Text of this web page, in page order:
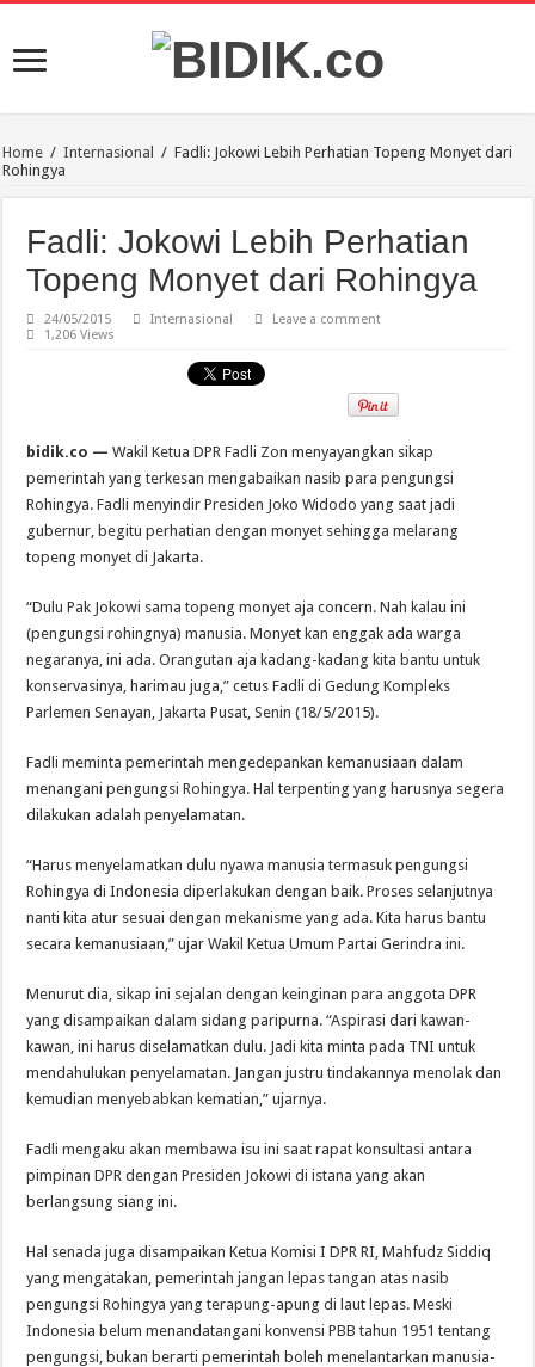
Home / Internasional / Fadli: Jokowi Lebih Perhatian Topeng Monyet dari
Rohingya
Fadli: Jokowi Lebih Perhatian
Topeng Monyet dari Rohingya
24/05/2015 Internasional
Leave a comment
1,206 Views
bidik.co — Wakil Ketua DPR Fadli Zon menyayangkan sikap
pemerintah yang terkesan mengabaikan nasib para pengungsi
Rohingya. Fadli menyindir Presiden Joko Widodo yang saat jadi
gubernur, begitu perhatian dengan monyet sehingga melarang
topeng monyet di Jakarta.
“Dulu Pak Jokowi sama topeng monyet aja concern. Nah kalau ini
(pengungsi rohingnya) manusia. Monyet kan enggak ada warga
negaranya, ini ada. Orangutan aja kadang-kadang kita bantu untuk
konservasinya, harimau juga,” cetus Fadli di Gedung Kompleks
Parlemen Senayan, Jakarta Pusat, Senin (18/5/2015).
Fadli meminta pemerintah mengedepankan kemanusiaan dalam
menangani pengungsi Rohingya. Hal terpenting yang harusnya segera
dilakukan adalah penyelamatan.
“Harus menyelamatkan dulu nyawa manusia termasuk pengungsi
Rohingya di Indonesia diperlakukan dengan baik. Proses selanjutnya
nanti kita atur sesuai dengan mekanisme yang ada. Kita harus bantu
secara kemanusiaan,” ujar Wakil Ketua Umum Partai Gerindra ini.
Menurut dia, sikap ini sejalan dengan keinginan para anggota DPR
yang disampaikan dalam sidang paripurna. “Aspirasi dari kawan-
kawan, ini harus diselamatkan dulu. Jadi kita minta pada TNI untuk
mendahulukan penyelamatan. Jangan justru tindakannya menolak dan
kemudian menyebabkan kematian,” ujarnya.
Fadli mengaku akan membawa isu ini saat rapat konsultasi antara
pimpinan DPR dengan Presiden Jokowi di istana yang akan
berlangsung siang ini.
Hal senada juga disampaikan Ketua Komisi I DPR RI, Mahfudz Siddiq
yang mengatakan, pemerintah jangan lepas tangan atas nasib
pengungsi Rohingya yang terapung-apung di laut lepas. Meski
Indonesia belum menandatangani konvensi PBB tahun 1951 tentang
pengungsi, bukan berarti pemerintah boleh menelantarkan manusia-